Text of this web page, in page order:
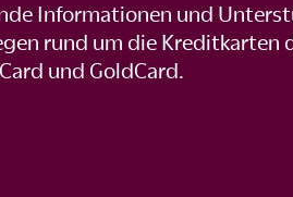
Informationen und
rund um die Kreditkarten
und GoldCard.